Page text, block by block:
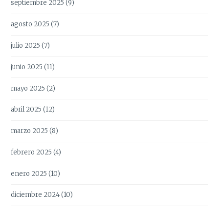
septiembre 2025 (9)
agosto 2025 (7)
julio 2025 (7)
junio 2025 (11)
mayo 2025 (2)
abril 2025 (12)
marzo 2025 (8)
febrero 2025 (4)
enero 2025 (10)
diciembre 2024(10)